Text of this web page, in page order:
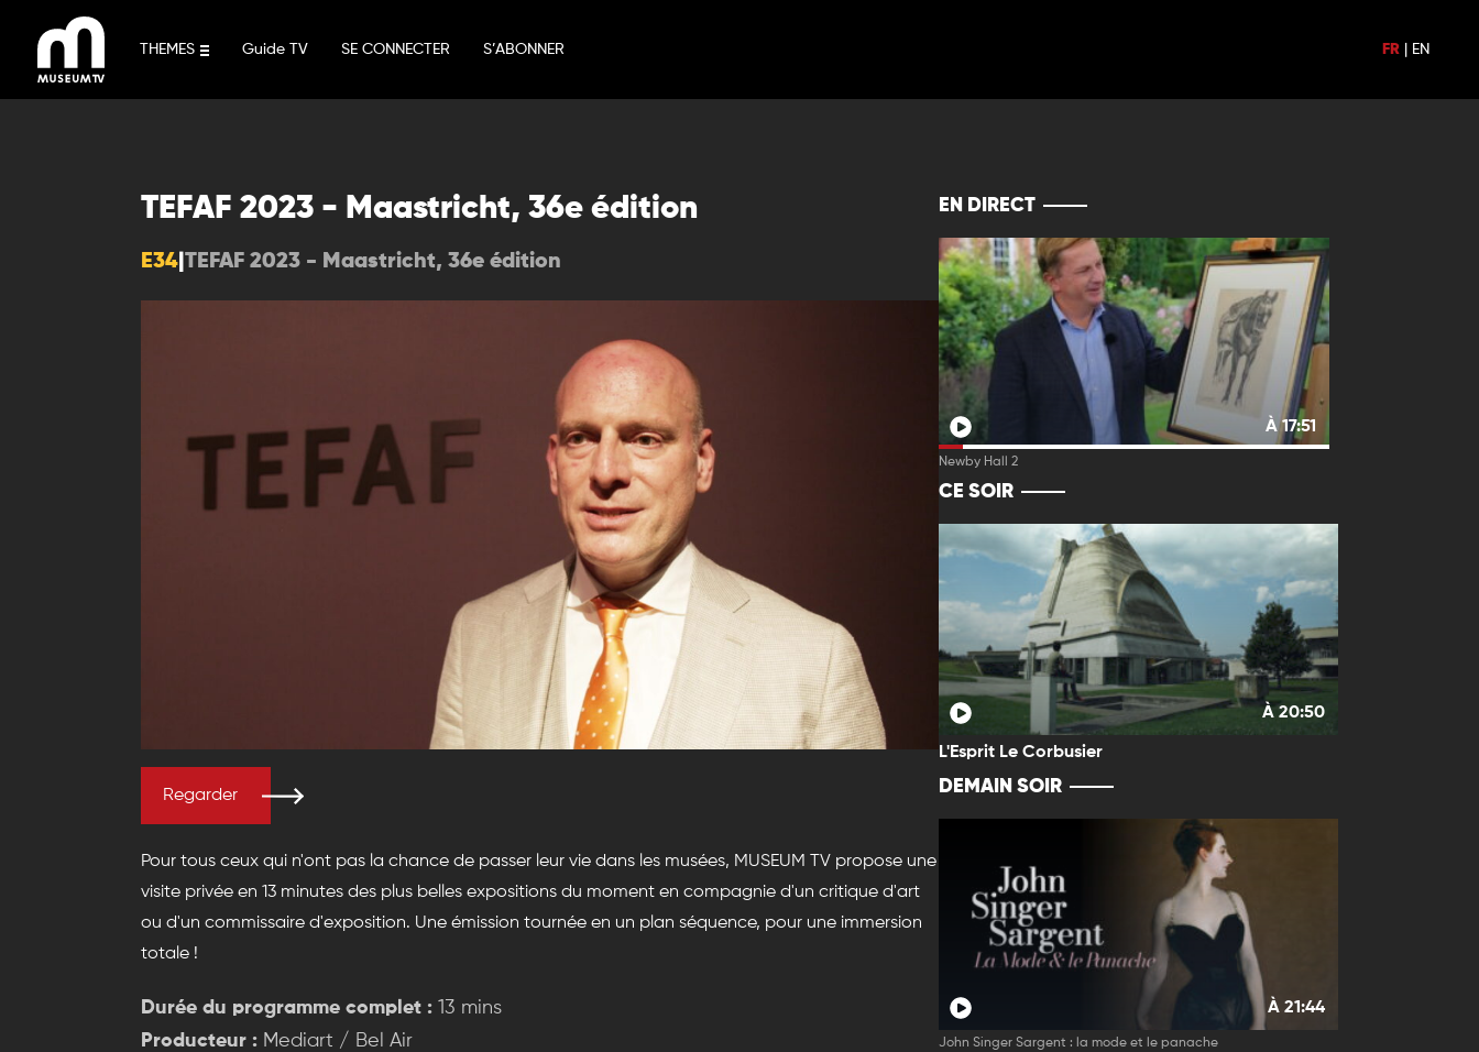
contenu
THEMES Guide TV SE CONNECTER S’ABONNER FR EN
TEFAF 2023 - Maastricht, 36e édition
E34 TEFAF 2023 - Maastricht, 36e édition
Regarder
Pour tous ceux qui n'ont pas la chance de passer leur vie dans les musées, MUSEUM TV propose une
visite privée en 13 minutes des plus belles expositions du moment en compagnie d'un critique d'art
ou d'un commissaire d'exposition. Une émission tournée en un plan séquence, pour une immersion
totale !
Durée du programme complet : 13 mins
Producteur : Mediart / Bel Air
EN DIRECT
À 17:51
Newby Hall 2
CE SOIR
À 20:50
L'Esprit Le Corbusier
DEMAIN SOIR
À 21:44
John Singer Sargent : la mode et le panache